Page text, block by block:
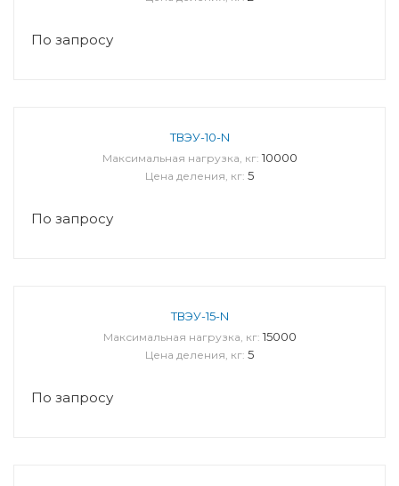
По запросу
ТВЭУ-10-N
Максимальная нагрузка, кг: 10000
Цена деления, кг: 5
По запросу
ТВЭУ-15-N
Максимальная нагрузка, кг: 15000
Цена деления, кг: 5
По запросу